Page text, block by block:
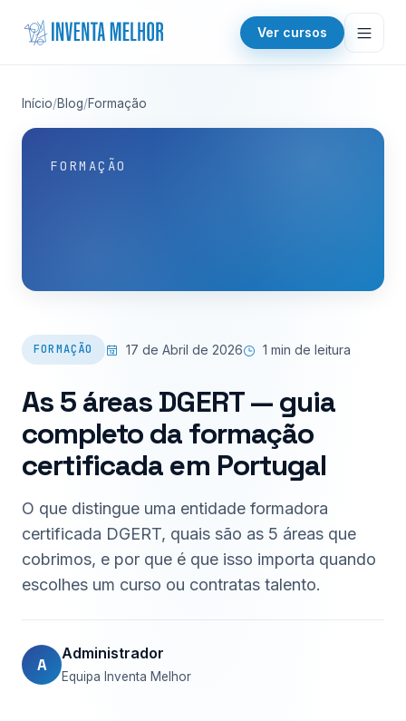
Saltar para o conteúdo Ver cursos
Início/Blog/Formação
FORMAÇÃO
FORMAÇÃO 17 de Abril de 2026 1 min de leitura
As 5 áreas DGERT — guia
completo da formação
certificada em Portugal
O que distingue uma entidade formadora
certificada DGERT, quais são as 5 áreas que
cobrimos, e por que é que isso importa quando
escolhes um curso ou contratas talento.
A
Administrador
Equipa Inventa Melhor